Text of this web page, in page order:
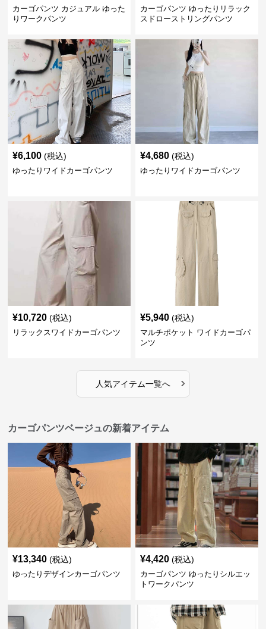
カーゴパンツ カジュアル ゆった
りワークパンツ
カーゴパンツ ゆったりリラック
スドローストリングパンツ
¥6,100 (税込)
ゆったりワイドカーゴパンツ
¥4,680 (税込)
ゆったりワイドカーゴパンツ
¥10,720 (税込)
リラックスワイドカーゴパンツ
¥5,940 (税込)
マルチポケット ワイドカーゴパ
ンツ
人気アイテム一覧へ ›
カーゴパンツベージュの新着アイテム
¥13,340 (税込)
ゆったりデザインカーゴパンツ
¥4,420 (税込)
カーゴパンツ ゆったりシルエッ
トワークパンツ